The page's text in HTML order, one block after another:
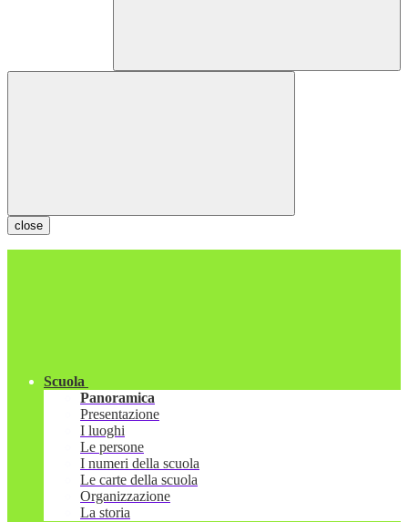
close
Scuola
Panoramica
Presentazione
I luoghi
Le persone
I numeri della scuola
Le carte della scuola
Organizzazione
La storia